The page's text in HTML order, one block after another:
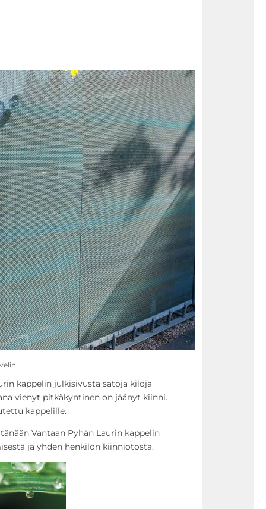
kappelin julkisivusta satoja kiloja
vienyt pitkäkyntinen on jäänyt kiinni.
kappelille.
Vantaan Pyhän Laurin kappelin
ja yhden henkilön kiinniotosta.